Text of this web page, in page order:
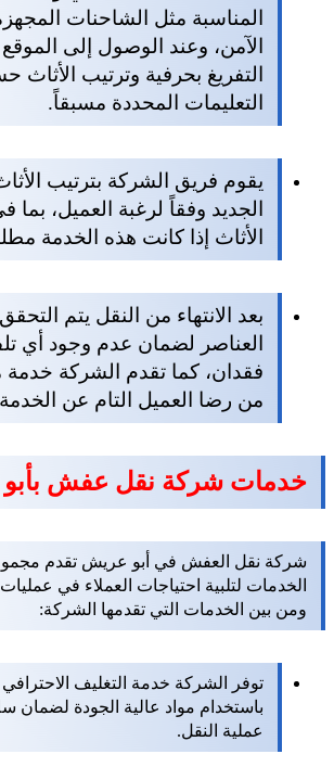
المناسبة مثل الشاحنات
الآمن، وعند الوصول إلى الموقع
التفريغ بحرفية وترتيب
التعليمات المحددة مسبقاً.
يقوم فريق الشركة بترتيب
الجديد وفقاً لرغبة العميل،
الأثاث إذا كانت هذه الخدمة
بعد الانتهاء من النقل يتم
العناصر لضمان عدم وجود أي
فقدان، كما تقدم الشركة خدمة
من رضا العميل التام عن
خدمات شركة نقل عفش
شركة نقل العفش في أبو عريش تقدم
الخدمات لتلبية احتياجات العملاء في عمليات
ومن بين الخدمات التي تقدمها الشركة:
توفر الشركة خدمة التغليف الاحترافي
باستخدام مواد عالية الجودة لضمان
عملية النقل.